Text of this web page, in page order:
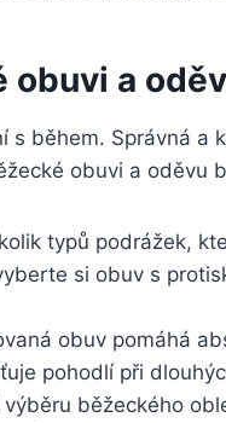
obuvi a
s během. Správná
obuvi a oděvu
typů podrážek,
si obuv s
obuv pomáhá
pohodlí při
běžeckého